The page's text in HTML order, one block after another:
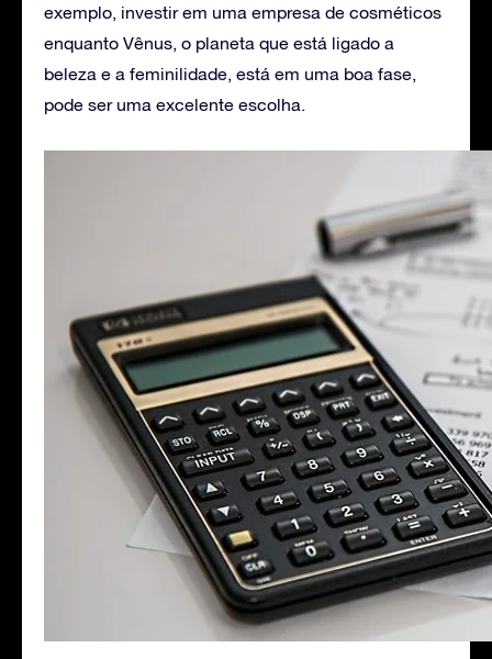
exemplo, investir em uma empresa de cosméticos
enquanto Vênus, o planeta que está ligado a
beleza e a feminilidade, está em uma boa fase,
pode ser uma excelente escolha.